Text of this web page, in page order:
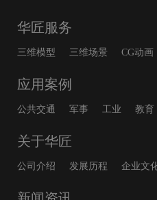
华匠服务
三维模型 三维场景 CG动画
应用案例
公共交通 军事 工业 教育
关于华匠
公司介绍 发展历程 企业文